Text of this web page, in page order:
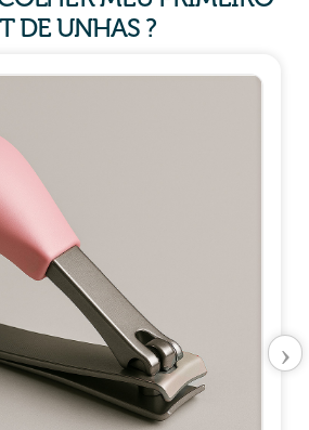
DE UNHAS ?
›